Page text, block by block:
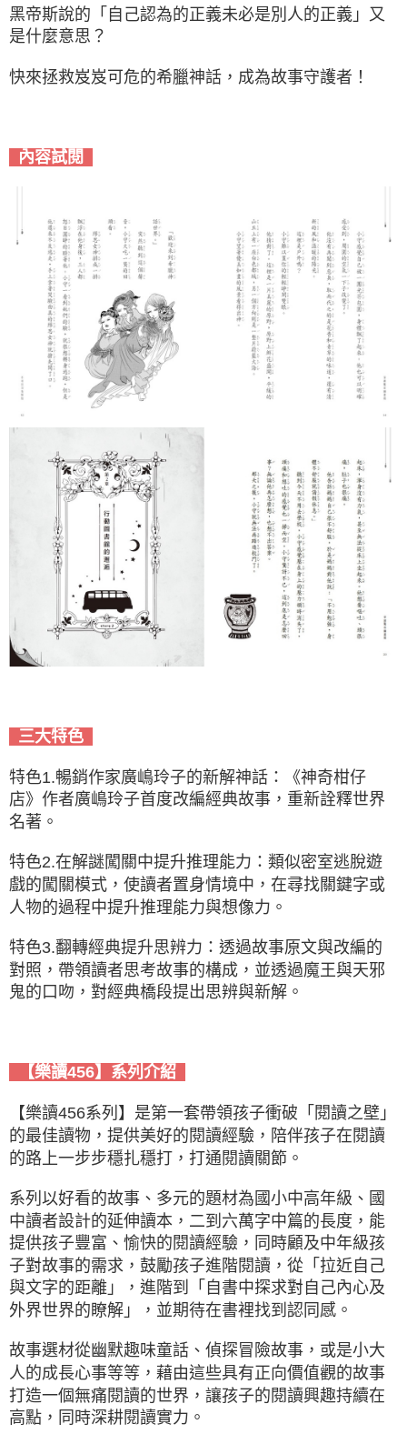
黑帝斯說的「自己認為的正義未必是別人的正義」又
是什麼意思？
快來拯救岌岌可危的希臘神話，成為故事守護者！
內容試閱
三大特色
特色1.暢銷作家廣嶋玲子的新解神話：《神奇柑仔
店》作者廣嶋玲子首度改編經典故事，重新詮釋世界
名著。
特色2.在解謎闖關中提升推理能力：類似密室逃脫遊
戲的闖關模式，使讀者置身情境中，在尋找關鍵字或
人物的過程中提升推理能力與想像力。
特色3.翻轉經典提升思辨力：透過故事原文與改編的
對照，帶領讀者思考故事的構成，並透過魔王與天邪
鬼的口吻，對經典橋段提出思辨與新解。
【樂讀456】系列介紹
【樂讀456系列】是第一套帶領孩子衝破「閱讀之壁」
的最佳讀物，提供美好的閱讀經驗，陪伴孩子在閱讀
的路上一步步穩扎穩打，打通閱讀關節。
系列以好看的故事、多元的題材為國小中高年級、國
中讀者設計的延伸讀本，二到六萬字中篇的長度，能
提供孩子豐富、愉快的閱讀經驗，同時顧及中年級孩
子對故事的需求，鼓勵孩子進階閱讀，從「拉近自己
與文字的距離」，進階到「自書中探求對自己內心及
外界世界的瞭解」，並期待在書裡找到認同感。
故事選材從幽默趣味童話、偵探冒險故事，或是小大
人的成長心事等等，藉由這些具有正向價值觀的故事
打造一個無痛閱讀的世界，讓孩子的閱讀興趣持續在
高點，同時深耕閱讀實力。